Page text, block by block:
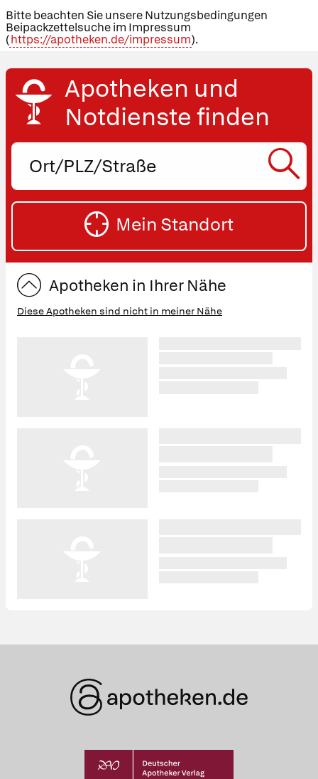
Bitte beachten Sie unsere Nutzungsbedingungen
Beipackzettelsuche im Impressum
(https://apotheken.de/impressum).
Apotheken und
Notdienste finden
Ort,
oder
Straße
Mein Standort
Apotheken in Ihrer Nähe
Diese Apotheken sind nicht in meiner Nähe